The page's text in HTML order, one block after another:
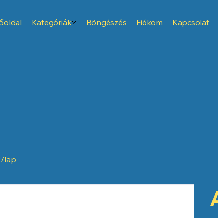
Kategóriák Böngészés Fiókom Kapcsolat
lap